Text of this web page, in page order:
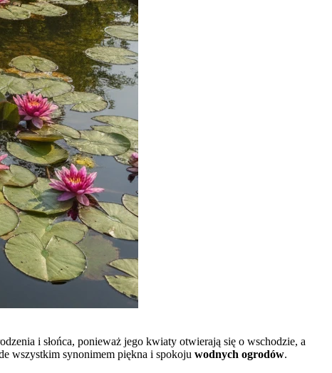
i słońca, ponieważ jego kwiaty otwierają się o wschodzie, a
wszystkim synonimem piękna i spokoju wodnych ogrodów.